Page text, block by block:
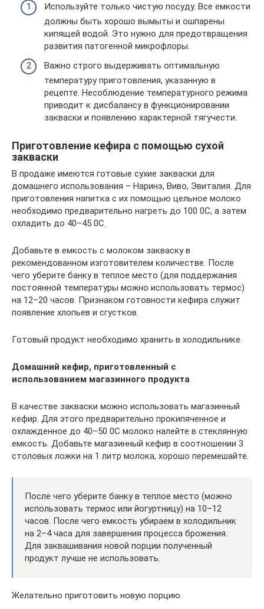
Используйте только чистую посуду. Все емкости
должны быть хорошо вымыты и ошпарены
кипящей водой. Это нужно для предотвращения
развития патогенной микрофлоры.
Важно строго выдерживать оптимальную
температуру приготовления, указанную в
рецепте. Несоблюдение температурного режима
приводит к дисбалансу в функционировании
закваски и появлению характерной тягучести.
Приготовление кефира с помощью сухой
закваски
В продаже имеются готовые сухие закваски для
домашнего использования – Наринэ, Виво, Эвиталия. Для
приготовления напитка с их помощью цельное молоко
необходимо предварительно нагреть до 100 0С, а затем
охладить до 40–45 0С.
Добавьте в емкость с молоком закваску в
рекомендованном изготовителем количестве. После
чего уберите банку в теплое место (для поддержания
постоянной температуры можно использовать термос)
на 12–20 часов. Признаком готовности кефира служит
появление хлопьев и сгустков.
Готовый продукт необходимо хранить в холодильнике.
Домашний кефир, приготовленный с
использованием магазинного продукта
В качестве закваски можно использовать магазинный
кефир. Для этого предварительно прокипяченное и
охлажденное до 40–50 0С молоко налейте в стеклянную
емкость. Добавьте магазинный кефир в соотношении 3
столовых ложки на 1 литр молока, хорошо перемешайте.
После чего уберите банку в теплое место (можно
использовать термос или йогуртницу) на 10–12
часов. После чего емкость убираем в холодильник
на 2–4 часа для завершения процесса брожения.
Для заквашивания новой порции полученный
продукт лучше не использовать.
Желательно приготовить новую порцию.